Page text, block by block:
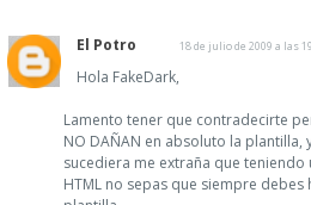
El Potro 18 de julio de 2009 a las
Hola FakeDark,
Lamento tener que contradecirte
NO DAÑAN en absoluto la plantilla,
sucediera me extraña que
HTML no sepas que siempre